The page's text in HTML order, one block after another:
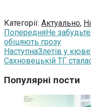
Категорії: Актуально,
ПопередняНе
обіцяють грозу
НаступнаЗлетів у
Сахновецькій ТГ
Популярні пости